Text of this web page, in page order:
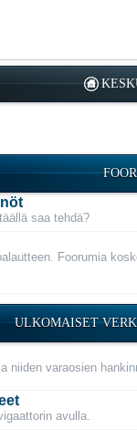
saa tehdä?
Foorumia
ULKOMAISET
niiden varaosien
avulla.